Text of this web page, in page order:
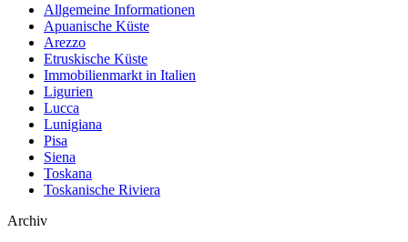
Allgemeine Informationen
Apuanische Küste
Arezzo
Etruskische Küste
Immobilienmarkt in Italien
Ligurien
Lucca
Lunigiana
Pisa
Siena
Toskana
Toskanische Riviera
Archiv